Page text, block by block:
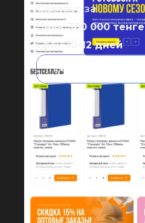
Сделано за
Цена:300 000 тенге
Срок:10-12 дней
Посмотреть сайт